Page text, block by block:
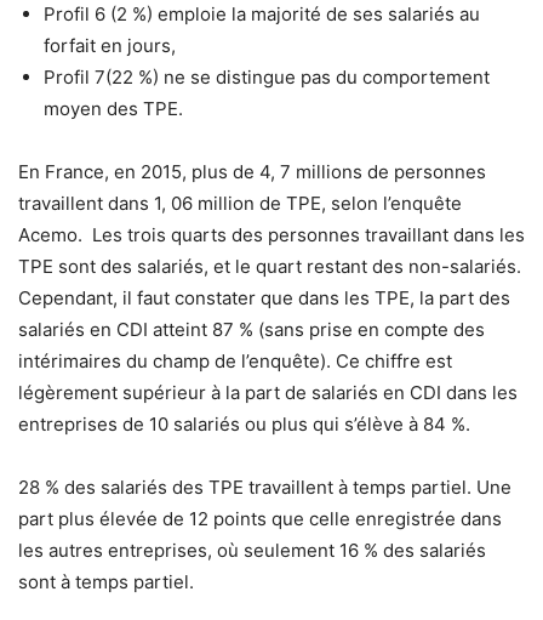
Profil 6 (2 %) emploie la majorité de ses salariés au
forfait en jours,
Profil 7(22 %) ne se distingue pas du comportement
moyen des TPE.
En France, en 2015, plus de 4, 7 millions de personnes
travaillent dans 1, 06 million de TPE, selon l’enquête
Acemo. Les trois quarts des personnes travaillant dans les
TPE sont des salariés, et le quart restant des non-salariés.
Cependant, il faut constater que dans les TPE, la part des
salariés en CDI atteint 87 % (sans prise en compte des
intérimaires du champ de l’enquête). Ce chiffre est
légèrement supérieur à la part de salariés en CDI dans les
entreprises de 10 salariés ou plus qui s’élève à 84 %.
28 % des salariés des TPE travaillent à temps partiel. Une
part plus élevée de 12 points que celle enregistrée dans
les autres entreprises, où seulement 16 % des salariés
sont à temps partiel.